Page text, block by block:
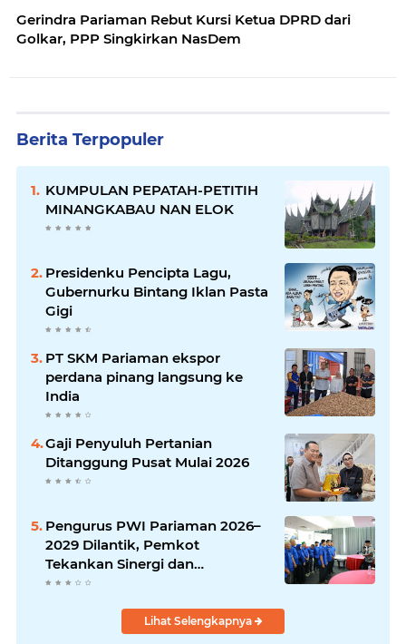
Gerindra Pariaman Rebut Kursi Ketua DPRD dari
Golkar, PPP Singkirkan NasDem
Berita Terpopuler
KUMPULAN PEPATAH-PETITIH
MINANGKABAU NAN ELOK
Presidenku Pencipta Lagu,
Gubernurku Bintang Iklan Pasta
Gigi
PT SKM Pariaman ekspor
perdana pinang langsung ke
India
Gaji Penyuluh Pertanian
Ditanggung Pusat Mulai 2026
Pengurus PWI Pariaman 2026–
2029 Dilantik, Pemkot
Tekankan Sinergi dan
Profesionalisme Pers
Lihat Selengkapnya